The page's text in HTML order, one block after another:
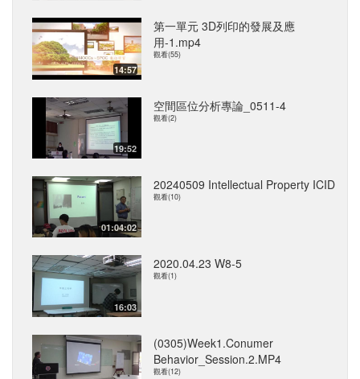
14:57
第一單元 3D列印的發展及應
用-1.mp4
觀看(55)
19:52
空間區位分析專論_0511-4
觀看(2)
01:04:02
20240509 Intellectual Property ICID
觀看(10)
16:03
2020.04.23 W8-5
觀看(1)
(0305)Week1.Conumer
Behavior_Session.2.MP4
觀看(12)